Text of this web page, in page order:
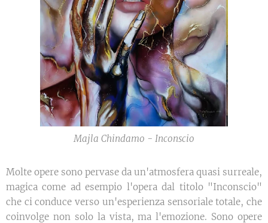
Majla Chindamo - Inconscio
Molte opere sono pervase da un'atmosfera quasi surreale,
magica come ad esempio l'opera dal titolo "Inconscio"
che ci conduce verso un'esperienza sensoriale totale, che
coinvolge non solo la vista, ma l'emozione. Sono opere